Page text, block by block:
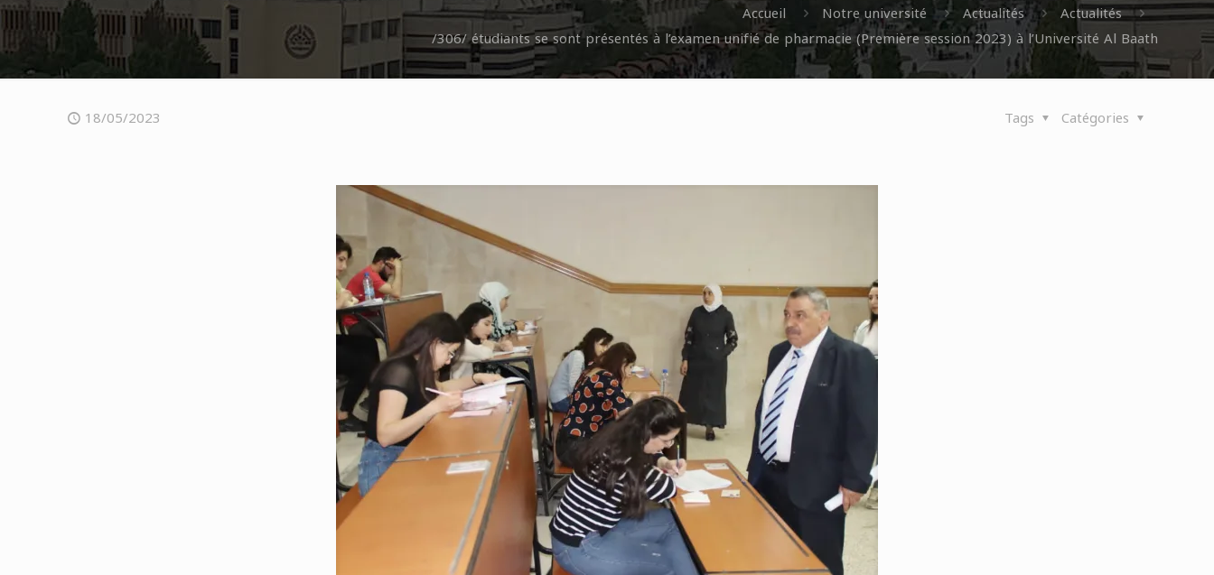
Accueil Notre université Actualités
Actualités
/306/ étudiants se sont présentés à l’examen unifié de pharmacie (Première session 2023) à l’Université Al Baath
18/05/2023 Catégories
Tags